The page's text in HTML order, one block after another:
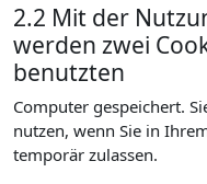
2.2 Mit der
werden zwei
benutzten
Computer gespeichert.
nutzen, wenn Sie in
temporär zulassen.